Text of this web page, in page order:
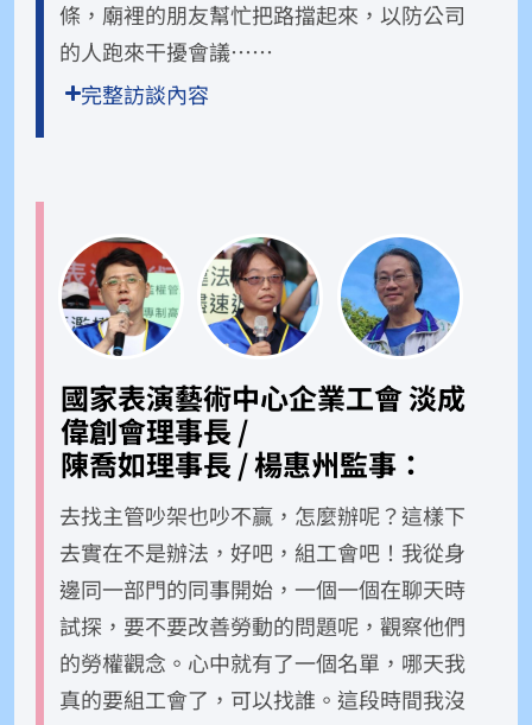
條，廟裡的朋友幫忙把路擋起來，以防公司
的人跑來干擾會議……
完整訪談內容
國家表演藝術中心企業工會淡成
偉創會理事長 /
陳喬如理事長 / 楊惠州監事：
去找主管吵架也吵不贏，怎麼辦呢？這樣下
去實在不是辦法，好吧，組工會吧！我從身
邊同一部門的同事開始，一個一個在聊天時
試探，要不要改善勞動的問題呢，觀察他們
的勞權觀念。心中就有了一個名單，哪天我
真的要組工會了，可以找誰。這段時間我沒